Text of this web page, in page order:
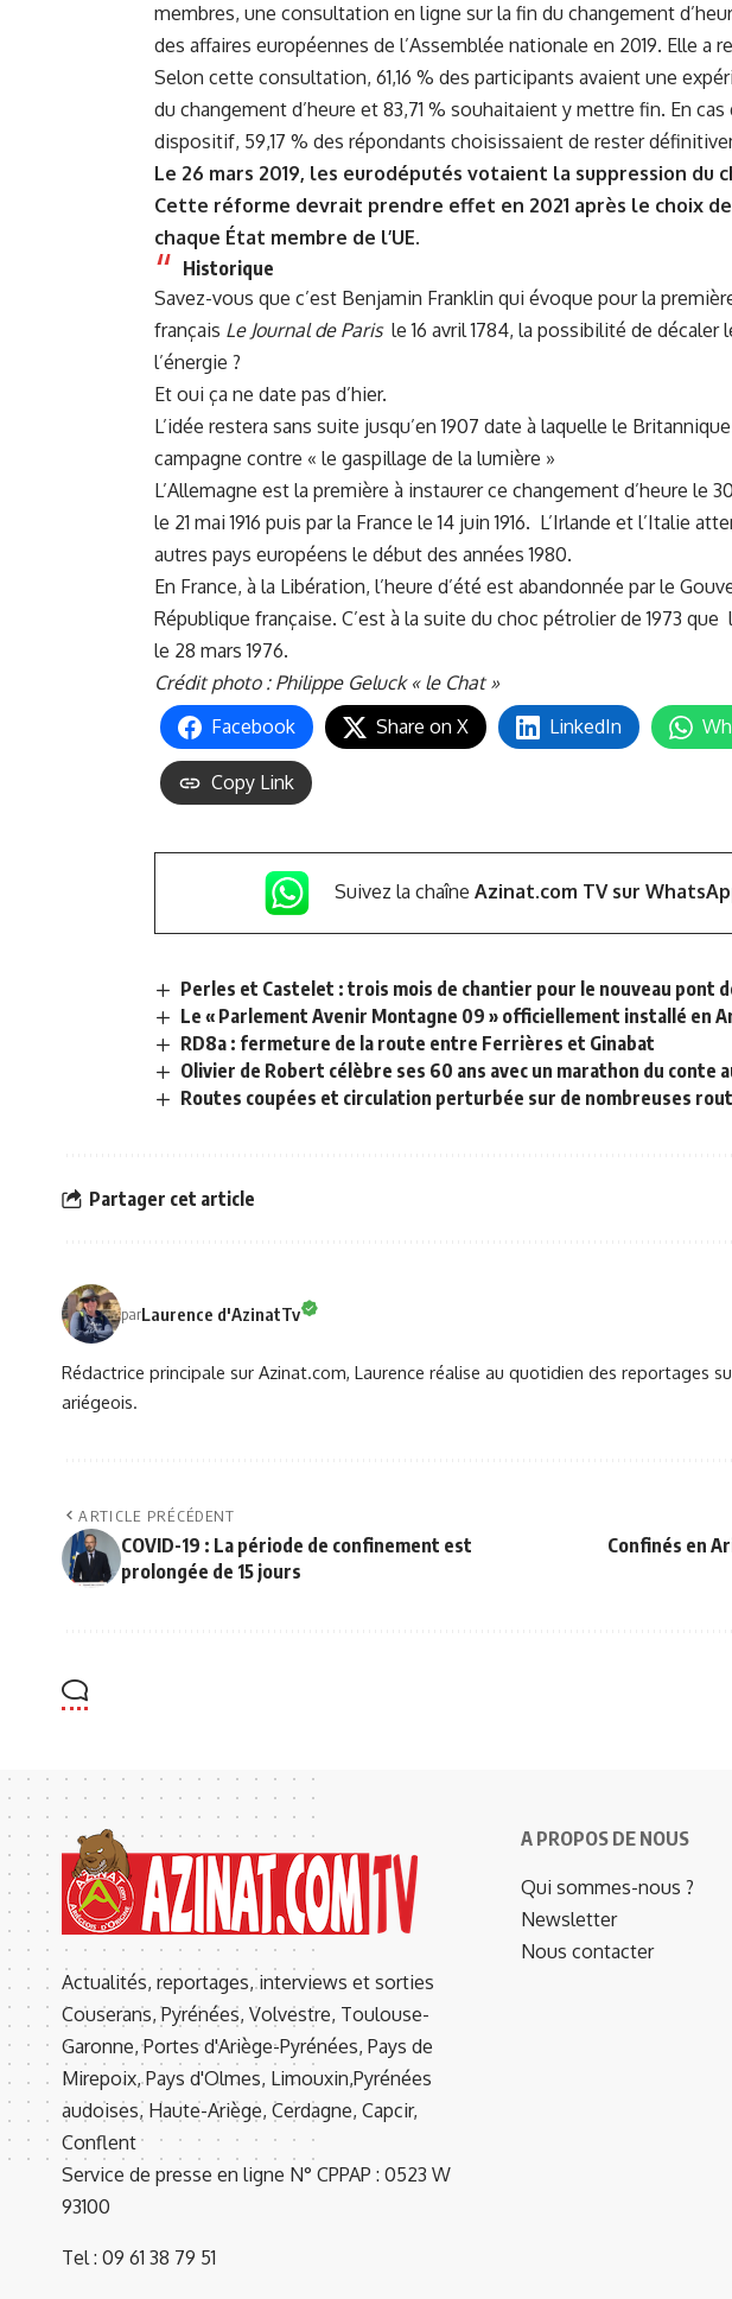
membres, une consultation en ligne sur la fin du changement
des affaires européennes de l’Assemblée nationale en 2019. Elle a
Selon cette consultation, 61,16 % des participants avaient une
du changement d’heure et 83,71 % souhaitaient y mettre fin. En
dispositif, 59,17 % des répondants choisissaient de rester
Le 26 mars 2019, les eurodéputés votaient la suppression du
Cette réforme devrait prendre effet en 2021 après le choix
chaque État membre de l’UE.
Historique
Savez-vous que c’est Benjamin Franklin qui évoque pour la
français Le Journal de Parisle 16 avril 1784, la possibilité de décaler
l’énergie ?
Et oui ça ne date pas d’hier.
L’idée restera sans suite jusqu’en 1907 date à laquelle le
campagne contre « le gaspillage de la lumière »
L’Allemagne est la première à instaurer ce changement d’heure le
le 21 mai 1916 puis par la France le 14 juin 1916. L’Irlande et l’Italie
autres pays européens le début des années 1980.
En France, à la Libération, l’heure d’été est abandonnée par le
République française. C’est à la suite du choc pétrolier de 1973 que
le 28 mars 1976.
Crédit photo : Philippe Geluck « le Chat »
Facebook
Share on X LinkedIn
Copy Link
Suivez la chaîne Azinat.com TV sur
Perles et Castelet : trois mois de chantier pour le nouveau pont
Le « Parlement Avenir Montagne 09 » officiellement installé en
RD8a : fermeture de la route entre Ferrières et Ginabat
Olivier de Robert célèbre ses 60 ans avec un marathon du conte
Routes coupées et circulation perturbée sur de nombreuses
Partager cet article
parLaurence d'AzinatTv
Rédactrice principale sur Azinat.com, Laurence réalise au quotidien des reportages
ariégeois.
ARTICLE PRÉCÉDENT
COVID-19 : La période de confinement est
prolongée de 15 jours
Confinés en
Actualités, reportages, interviews et sorties
Couserans, Pyrénées, Volvestre, Toulouse-
Garonne, Portes d'Ariège-Pyrénées, Pays de
Mirepoix, Pays d'Olmes, Limouxin,Pyrénées
audoises, Haute-Ariège, Cerdagne, Capcir,
Conflent
Service de presse en ligne N° CPPAP : 0523 W
93100
Tel : 09 61 38 79 51
A PROPOS DE NOUS
Qui sommes-nous ?
Newsletter
Nous contacter